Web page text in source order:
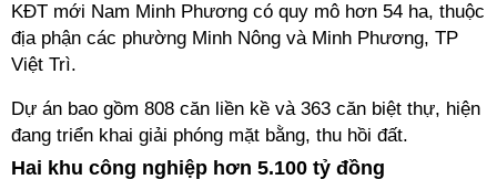
KĐT mới Nam Minh Phương có quy mô hơn 54 ha, thuộc
địa phận các phường Minh Nông và Minh Phương, TP
Việt Trì.
Dự án bao gồm 808 căn liền kề và 363 căn biệt thự, hiện
đang triển khai giải phóng mặt bằng, thu hồi đất.
Hai khu công nghiệp hơn 5.100 tỷ đồng